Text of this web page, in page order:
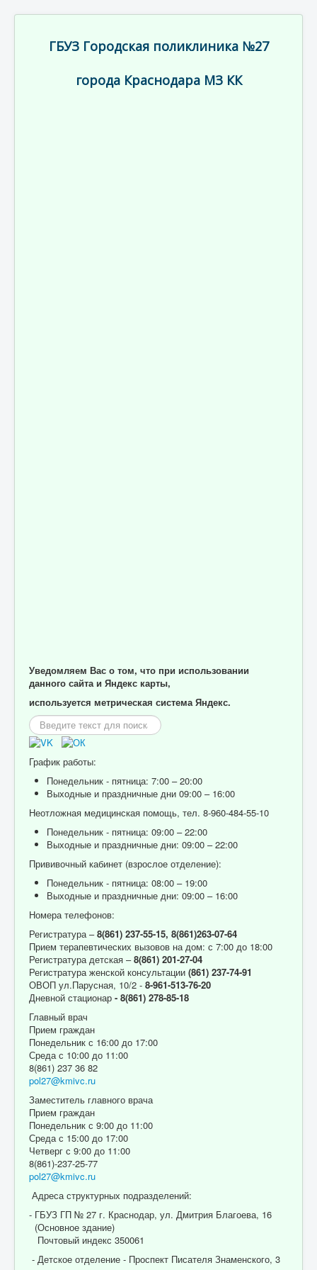
ГБУЗ Городская поликлиника №27
города Краснодара МЗ КК
Уведомляем Вас о том, что при использовании
данного сайта и Яндекс карты,
используется метрическая система Яндекс.
Искать...
График работы:
Понедельник - пятница: 7:00 – 20:00
Выходные и праздничные дни 09:00 – 16:00
Неотложная медицинская помощь, тел. 8-960-484-55-10
Понедельник - пятница: 09:00 – 22:00
Выходные и праздничные дни: 09:00 – 22:00
Прививочный кабинет (взрослое отделение):
Понедельник - пятница: 08:00 – 19:00
Выходные и праздничные дни: 09:00 – 16:00
Номера телефонов:
Регистратура –8(861) 237-55-15, 8(861)263-07-64
Прием терапевтических вызовов на дом: с 7:00 до 18:00
Регистратура детская –8(861) 201-27-04
Регистратура женской консультации (861) 237-74-91
ОВОП ул.Парусная, 10/2 - 8-961-513-76-20
Дневной стационар - 8(861) 278-85-18
Главный врач
Прием граждан
Понедельник с 16:00 до 17:00
Среда с 10:00 до 11:00
8(861) 237 36 82
pol27@kmivc.ru
Заместитель главного врача
Прием граждан
Понедельник с 9:00 до 11:00
Среда с 15:00 до 17:00
Четверг с 9:00 до 11:00
8(861)-237-25-77
pol27@kmivc.ru
Адреса структурных подразделений:
- ГБУЗ ГП № 27 г. Краснодар, ул. Дмитрия Благоева, 16
(Основное здание)
Почтовый индекс 350061
- Детское отделение - Проспект Писателя Знаменского, 3